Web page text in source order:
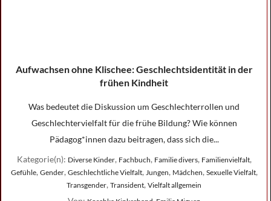
Aufwachsen ohne Klischee: Geschlechtsidentität in der
frühen Kindheit
Was bedeutet die Diskussion um Geschlechterrollen und
Geschlechtervielfalt für die frühe Bildung? Wie können
Pädagog*innen dazu beitragen, dass sich die...
Kategorie(n): Diverse Kinder, Fachbuch, Familie divers, Familienvielfalt,
Gefühle, Gender, Geschlechtliche Vielfalt, Jungen, Mädchen, Sexuelle Vielfalt,
Transgender, Transident, Vielfalt allgemein